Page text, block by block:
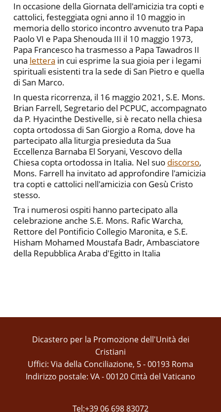
In occasione della Giornata dell'amicizia tra copti e
cattolici, festeggiata ogni anno il 10 maggio in
memoria dello storico incontro avvenuto tra Papa
Paolo VI e Papa Shenouda III il 10 maggio 1973,
Papa Francesco ha trasmesso a Papa Tawadros II
una lettera in cui esprime la sua gioia per i legami
spirituali esistenti tra la sede di San Pietro e quella
di San Marco.
In questa ricorrenza, il 16 maggio 2021, S.E. Mons.
Brian Farrell, Segretario del PCPUC, accompagnato
da P. Hyacinthe Destivelle, si è recato nella chiesa
copta ortodossa di San Giorgio a Roma, dove ha
partecipato alla liturgia presieduta da Sua
Eccellenza Barnaba El Soryani, Vescovo della
Chiesa copta ortodossa in Italia. Nel suo discorso,
Mons. Farrell ha invitato ad approfondire l'amicizia
tra copti e cattolici nell'amicizia con Gesù Cristo
stesso.
Tra i numerosi ospiti hanno partecipato alla
celebrazione anche S.E. Mons. Rafic Warcha,
Rettore del Pontificio Collegio Maronita, e S.E.
Hisham Mohamed Moustafa Badr, Ambasciatore
della Repubblica Araba d'Egitto in Italia
Dicastero per la Promozione dell'Unità dei
Cristiani
Uffici: Via della Conciliazione, 5 - 00193 Roma
Indirizzo postale: VA - 00120 Città del Vaticano
Tel:+39 06 698 83072